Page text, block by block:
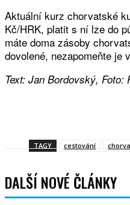
Aktuální kurz chorvatské
Kč/HRK, platit s ní lze do
máte doma zásoby
dovolené, nezapomeňte je
Text: Jan Bordovský, Foto:
TAGY cestování
DALŠÍ NOVÉ ČLÁNKY